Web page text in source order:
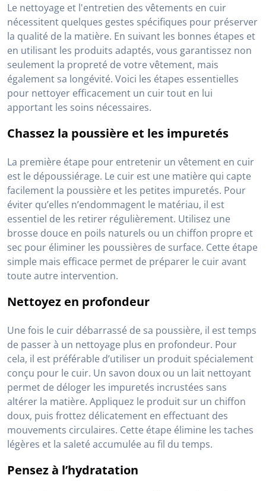
Le nettoyage et l'entretien des vêtements en cuir
nécessitent quelques gestes spécifiques pour préserver
la qualité de la matière. En suivant les bonnes étapes et
en utilisant les produits adaptés, vous garantissez non
seulement la propreté de votre vêtement, mais
également sa longévité. Voici les étapes essentielles
pour nettoyer efficacement un cuir tout en lui
apportant les soins nécessaires.
Chassez la poussière et les impuretés
La première étape pour entretenir un vêtement en cuir
est le dépoussiérage. Le cuir est une matière qui capte
facilement la poussière et les petites impuretés. Pour
éviter qu’elles n’endommagent le matériau, il est
essentiel de les retirer régulièrement. Utilisez une
brosse douce en poils naturels ou un chiffon propre et
sec pour éliminer les poussières de surface. Cette étape
simple mais efficace permet de préparer le cuir avant
toute autre intervention.
Nettoyez en profondeur
Une fois le cuir débarrassé de sa poussière, il est temps
de passer à un nettoyage plus en profondeur. Pour
cela, il est préférable d’utiliser un produit spécialement
conçu pour le cuir. Un savon doux ou un lait nettoyant
permet de déloger les impuretés incrustées sans
altérer la matière. Appliquez le produit sur un chiffon
doux, puis frottez délicatement en effectuant des
mouvements circulaires. Cette étape élimine les taches
légères et la saleté accumulée au fil du temps.
Pensez à l’hydratation